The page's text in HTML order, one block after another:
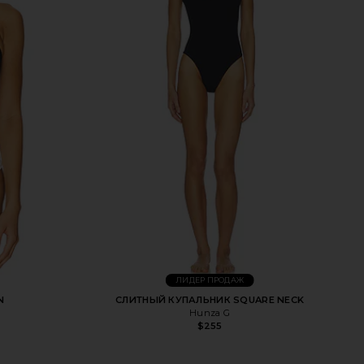
СЛИТНЫЙ КУПАЛЬНИК SQUARE NECK
Hunza G
$255
ЛИДЕР ПРОДАЖ